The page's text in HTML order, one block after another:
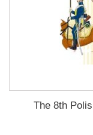
The 8th